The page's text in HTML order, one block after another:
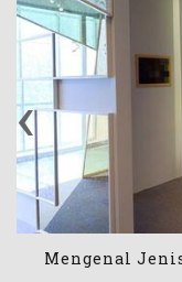
Mengenal
‹